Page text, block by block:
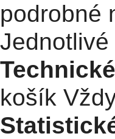
podrobné
Technické
košík